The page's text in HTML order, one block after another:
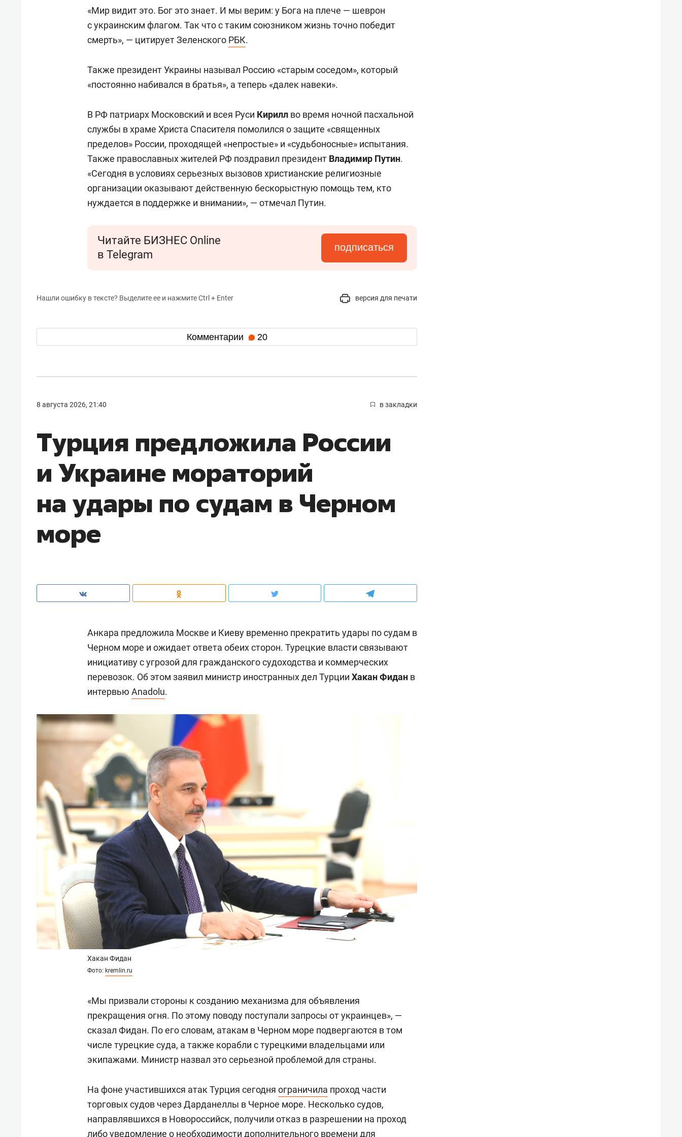
«Мир видит это. Бог это знает. И мы верим: у Бога на плече — шеврон
с украинским флагом. Так что с таким союзником жизнь точно победит
смерть», — цитирует Зеленского РБК.
Также президент Украины называл Россию «старым соседом», который
«постоянно набивался в братья», а теперь «далек навеки».
В РФ патриарх Московский и всея Руси Кирилл во время ночной пасхальной
службы в храме Христа Спасителя помолился о защите «священных
пределов» России, проходящей «непростые» и «судьбоносные» испытания.
Также православных жителей РФ поздравил президент Владимир Путин.
«Сегодня в условиях серьезных вызовов христианские религиозные
организации оказывают действенную бескорыстную помощь тем, кто
нуждается в поддержке и внимании», — отмечал Путин.
Читайте БИЗНЕС Online
в Telegram
подписаться
Нашли ошибку в тексте? Выделите ее и нажмите Ctrl + Enter версия для печати
Комментарии 20
8 августа 2026, 21:40 в закладки
Турция предложила России
и Украине мораторий
на удары по судам в Черном
море
Анкара предложила Москве и Киеву временно прекратить удары по судам в
Черном море и ожидает ответа обеих сторон. Турецкие власти связывают
инициативу с угрозой для гражданского судоходства и коммерческих
перевозок. Об этом заявил министр иностранных дел Турции Хакан Фидан в
интервью Anadolu.
Хакан Фидан
Фото: kremlin.ru
«Мы призвали стороны к созданию механизма для объявления
прекращения огня. По этому поводу поступали запросы от украинцев», —
сказал Фидан. По его словам, атакам в Черном море подвергаются в том
числе турецкие суда, а также корабли с турецкими владельцами или
экипажами. Министр назвал это серьезной проблемой для страны.
На фоне участившихся атак Турция сегодня ограничила проход части
торговых судов через Дарданеллы в Черное море. Несколько судов,
направлявшихся в Новороссийск, получили отказ в разрешении на проход
либо уведомление о необходимости дополнительного времени для